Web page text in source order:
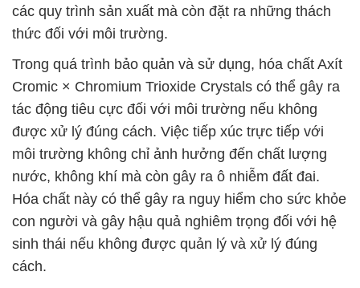
các quy trình sản xuất mà còn đặt ra những thách
thức đối với môi trường.
Trong quá trình bảo quản và sử dụng, hóa chất Axít
Cromic × Chromium Trioxide Crystals có thể gây ra
tác động tiêu cực đối với môi trường nếu không
được xử lý đúng cách. Việc tiếp xúc trực tiếp với
môi trường không chỉ ảnh hưởng đến chất lượng
nước, không khí mà còn gây ra ô nhiễm đất đai.
Hóa chất này có thể gây ra nguy hiểm cho sức khỏe
con người và gây hậu quả nghiêm trọng đối với hệ
sinh thái nếu không được quản lý và xử lý đúng
cách.